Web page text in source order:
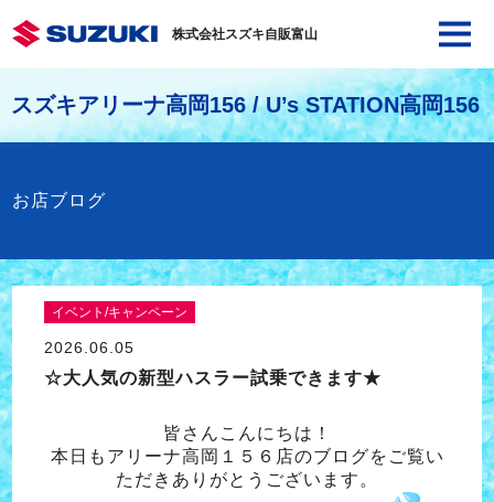
株式会社スズキ自販富山
スズキアリーナ高岡156 / U’s STATION高岡156
お店ブログ
イベント/キャンペーン
2026.06.05
☆大人気の新型ハスラー試乗できます★
皆さんこんにちは！
本日もアリーナ高岡１５６店のブログをご覧い
ただきありがとうございます。